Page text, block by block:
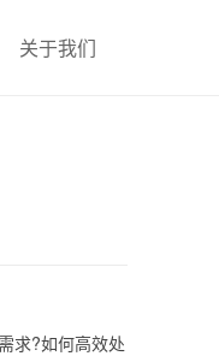
关于我们
求?如何高效处